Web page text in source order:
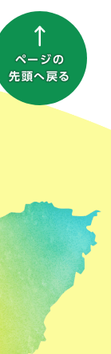
ページの
先頭へ戻る